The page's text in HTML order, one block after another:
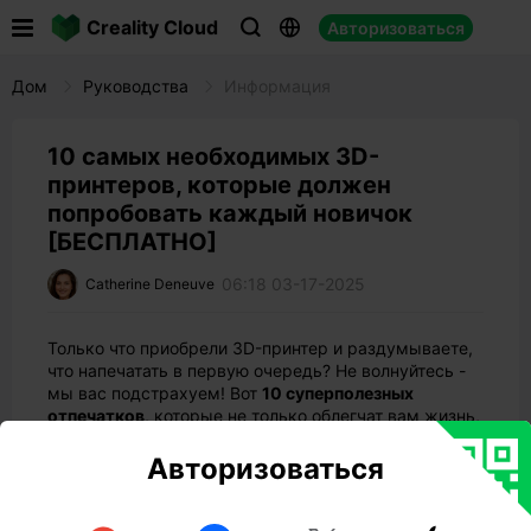
Creality Cloud   Авторизоваться
Дом Руководства
10 самых необходимых 3D-
принтеров, которые должен
попробовать каждый новичок
[БЕСПЛАТНО]
Catherine Deneuve 06:18 03-17-2025
Только что приобрели 3D-принтер и раздумываете,
что напечатать в первую очередь? Не волнуйтесь -
мы вас подстрахуем! Вот 10 суперполезных
отпечатков , которые не только облегчат вам жизнь,
но и помогут повысить уровень вашей 3D-печати.
Это не просто случайные тестовые отпечатки - это
практичные, повседневные предметы, которые вы
Авторизоваться